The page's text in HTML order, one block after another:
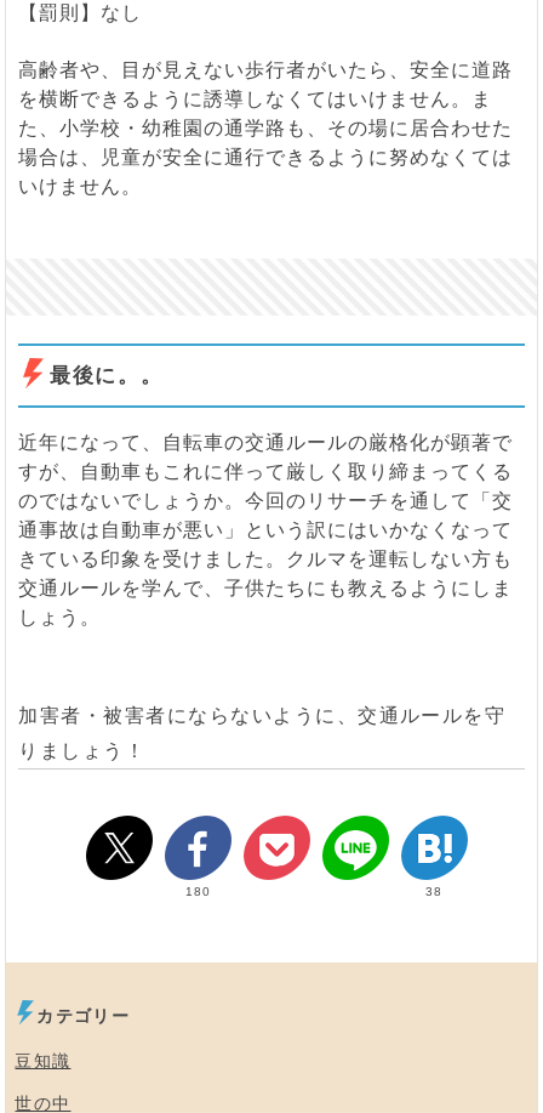
【罰則】なし
高齢者や、目が見えない歩行者がいたら、安全に道路
を横断できるように誘導しなくてはいけません。ま
た、小学校・幼稚園の通学路も、その場に居合わせた
場合は、児童が安全に通行できるように努めなくては
いけません。
最後に。。
近年になって、自転車の交通ルールの厳格化が顕著で
すが、自動車もこれに伴って厳しく取り締まってくる
のではないでしょうか。今回のリサーチを通して「交
通事故は自動車が悪い」という訳にはいかなくなって
きている印象を受けました。クルマを運転しない方も
交通ルールを学んで、子供たちにも教えるようにしま
しょう。
加害者・被害者にならないように、交通ルールを守
りましょう！
180 38
カテゴリー
豆知識
世の中